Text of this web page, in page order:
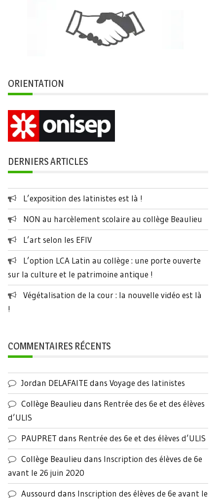
ORIENTATION
DERNIERS ARTICLES
L’exposition des latinistes est là !
NON au harcèlement scolaire au collège Beaulieu
L’art selon les EFIV
L’option LCA Latin au collège : une porte ouverte
sur la culture et le patrimoine antique !
Végétalisation de la cour : la nouvelle vidéo est là
!
COMMENTAIRES RÉCENTS
Jordan DELAFAITEdans Voyage des latinistes
Collège Beaulieu dans Rentrée des 6e et des élèves
d’ULIS
PAUPRET dans Rentrée des 6e et des élèves d’ULIS
Collège Beaulieu dans Inscription des élèves de 6e
avant le 26 juin 2020
Aussourd dans Inscription des élèves de 6e avant le